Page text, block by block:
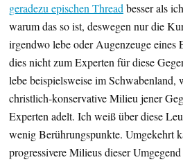
geradezu epischen Threadbesser als
warum das so ist, deswegen nur die
irgendwo lebe oder Augenzeuge eines
dies nicht zum Experten für diese
lebe beispielsweise im Schwabenland,
christlich-konservative Milieu jener
Experten adelt. Ich weiß über diese
wenig Berührungspunkte. Umgekehrt
progressivere Milieus dieser